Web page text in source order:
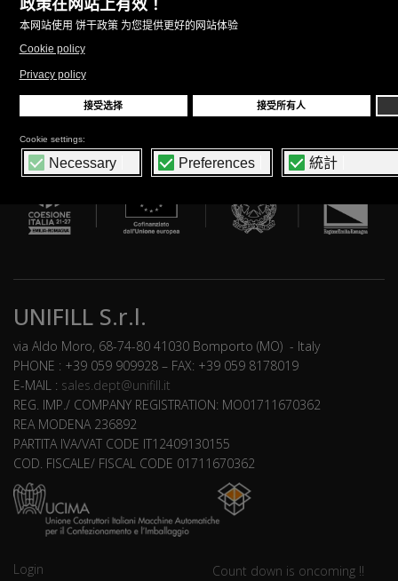
FOLLOW US
UNIFILL S.r.l.
via Aldo Moro, 68-74-80 41030 Bomporto (MO) - Italy
PHONE : +39 059 909928 – FAX: +39 059 8178019
E-MAIL : sales.dept@unifill.it
REG. IMP./ COMPANY REGISTRATION: MO01711670362
REA MODENA 236892
PARTITA IVA/VAT CODE IT12409130155
COD. FISCALE/ FISCAL CODE 01711670362
Login
Count down is oncoming !!